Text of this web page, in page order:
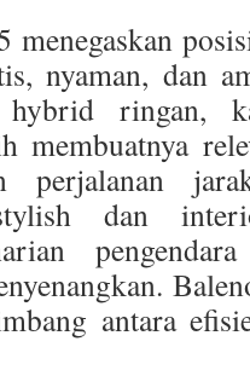
nyaman, dan
hybrid ringan,
membuatnya
perjalanan
dan
antara